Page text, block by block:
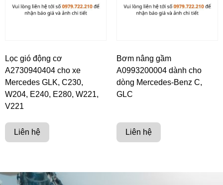
Lọc gió động cơ
A2730940404 cho xe
Mercedes GLK, C230,
W204, E240, E280, W221,
V221
Liên hệ
Bơm nâng gầm
A0993200004 dành cho
dòng Mercedes-Benz C,
GLC
Liên hệ